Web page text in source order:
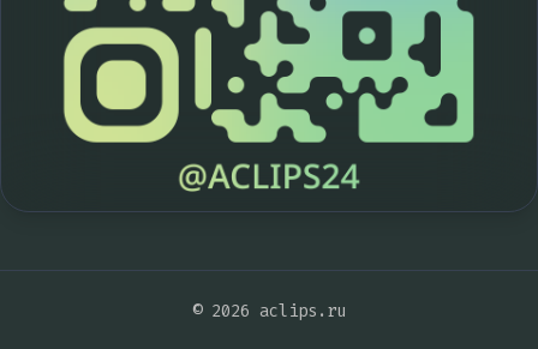
© 2026 aclips.ru